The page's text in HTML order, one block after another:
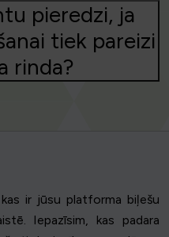
pieredzi, ja
tiek pareizi
rinda?
ir jūsu platforma biļešu
Iepazīsim, kas padara